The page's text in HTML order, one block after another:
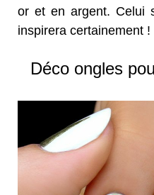
or et en argent. Celui
inspirera certainement !
Déco ongles